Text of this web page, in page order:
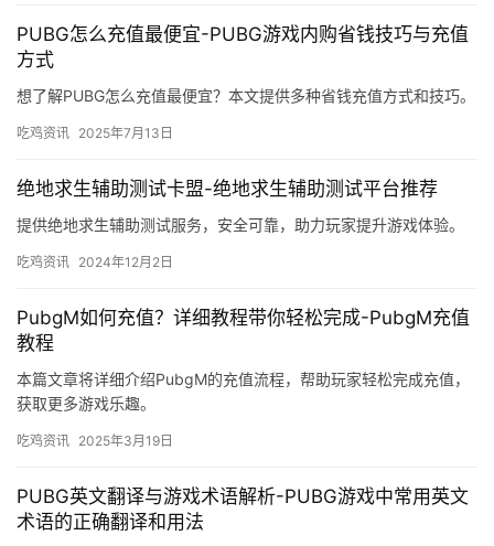
PUBG怎么充值最便宜-PUBG游戏内购省钱技巧与充值
方式
想了解PUBG怎么充值最便宜？本文提供多种省钱充值方式和技巧。
吃鸡资讯 2025年7月13日
绝地求生辅助测试卡盟-绝地求生辅助测试平台推荐
提供绝地求生辅助测试服务，安全可靠，助力玩家提升游戏体验。
吃鸡资讯 2024年12月2日
PubgM如何充值？详细教程带你轻松完成-PubgM充值
教程
本篇文章将详细介绍PubgM的充值流程，帮助玩家轻松完成充值，
获取更多游戏乐趣。
吃鸡资讯 2025年3月19日
PUBG英文翻译与游戏术语解析-PUBG游戏中常用英文
术语的正确翻译和用法